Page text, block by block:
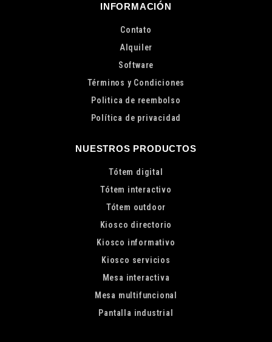
INFORMACIÓN
Contato
Alquiler
Software
Términos y Condiciones
Politica de reembolso
Política de privacidad
NUESTROS PRODUCTOS
Tótem digital
Tótem interactivo
Tótem outdoor
Kiosco directorio
Kiosco informativo
Kiosco servicios
Mesa interactiva
Mesa multifuncional
Pantalla industrial